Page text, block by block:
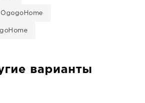
варианты